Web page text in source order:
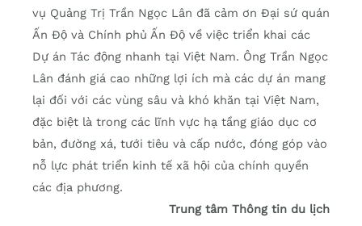
vụ Quảng Trị Trần Ngọc Lân đã cảm ơn Đại sứ quán
Ấn Độ và Chính phủ Ấn Độ về việc triển khai các
Dự án Tác động nhanh tại Việt Nam. Ông Trần Ngọc
Lân đánh giá cao những lợi ích mà các dự án mang
lại đối với các vùng sâu và khó khăn tại Việt Nam,
đặc biệt là trong các lĩnh vực hạ tầng giáo dục cơ
bản, đường xá, tưới tiêu và cấp nước, đóng góp vào
nỗ lực phát triển kinh tế xã hội của chính quyền
các địa phương.
Trung tâm Thông tin du lịch